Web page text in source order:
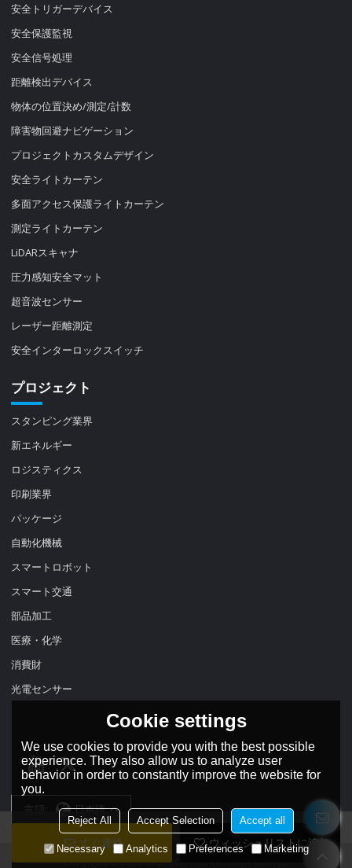
すぐ連絡 ウィッシュリストに追加
安全トリガーデバイス
安全保護監視
安全信号処理
距離検出デバイス
物体の位置決め/測定/計数
障害物回避ナビゲーション
プロジェクトカスタムデザイン
安全ライトカーテン
多面アクセス保護ライトカーテン
測定ライトカーテン
LiDARスキャナ
圧力感知安全マット
超音波センサー
レーザー距離測定
安全インターロックスイッチ
プロジェクト
スタンピング業界
新エネルギー
ロジスティクス
印刷業界
パッケージ
自動化機械
スマートロボット
スマート交通
部品加工
医療・化学
消費財
光電センサー
言語: 日本語
Copyright © 2026DADISICK TECHNOLOGY LIMITED
Cookie settings
We use cookies to provide you with the best possible
experience. They also allow us to analyze user
behavior in order to constantly improve the website for
you.
Reject All Accept Selection Accept all
Necessary Analytics Preferences Marketing